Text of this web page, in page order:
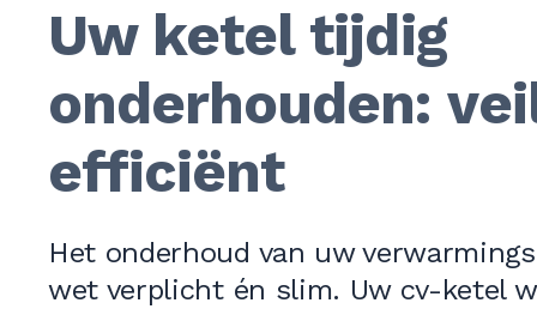
Uw ketel tijdig
onderhouden:
efficiënt
Het onderhoud van uw
wet verplicht én slim. Uw cv-ketel